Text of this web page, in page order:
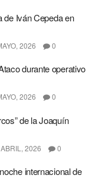
de Iván Cepeda en
2026 0
durante operativo
2026 0
de la Joaquín
2026 0
internacional de